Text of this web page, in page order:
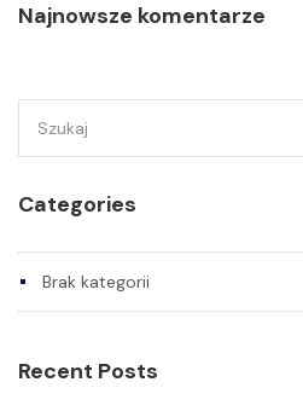
Najnowsze komentarze
Categories
Brak kategorii
Recent Posts